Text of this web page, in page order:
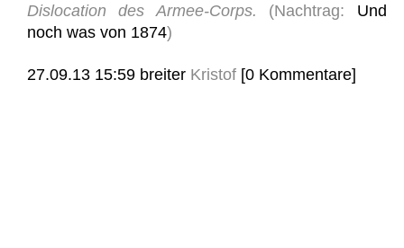
Dislocation des Armee-Corps. (Nachtrag: Und
noch was von 1874)
27.09.13 15:59 breiter Kristof [0 Kommentare]